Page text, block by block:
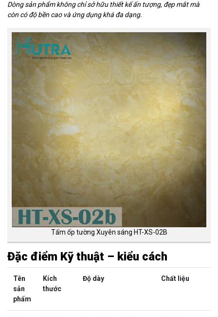
Dòng sản phẩm không chỉ sở hữu thiết kế ấn tượng, đẹp mắt mà
còn có độ bền cao và ứng dụng khá đa dạng.
Tấm ốp tường Xuyên sáng HT-XS-02B
Đặc điểm Kỹ thuật – kiểu cách
Tên
sản
phẩm
Kích
thước
Độ dày Chất liệu